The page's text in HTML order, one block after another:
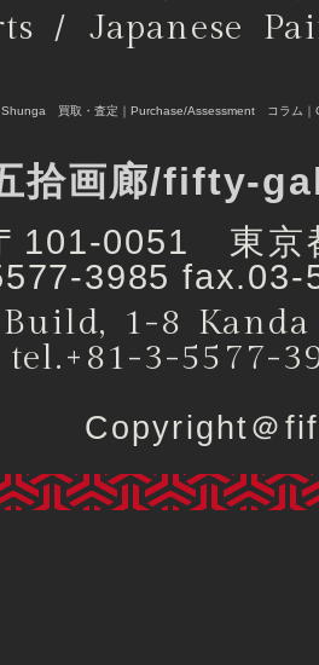
/ Japanese
買取・査定｜Purchase/Assessment コラム｜
拾画廊/fifty-
101-0051 東京
3985 fax.03-
1-8
tel.+81-3-5577-
Copyright＠